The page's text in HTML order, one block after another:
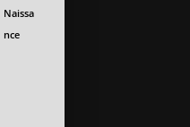
Naissa
nce